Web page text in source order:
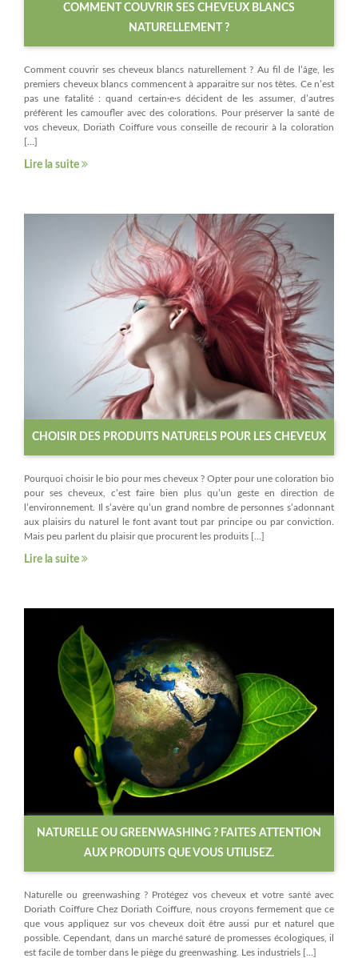
COMMENT COUVRIR SES CHEVEUX BLANCS
NATURELLEMENT ?
Comment couvrir ses cheveux blancs naturellement ? Au fil de l’âge, les
premiers cheveux blancs commencent à apparaitre sur nos têtes. Ce n’est
pas une fatalité : quand certain·e·s décident de les assumer, d’autres
préfèrent les camoufler avec des colorations. Pour préserver la santé de
vos cheveux, Doriath Coiffure vous conseille de recourir à la coloration
[…]
Lire la suite
CHOISIR DES PRODUITS NATURELS POUR LES CHEVEUX
Pourquoi choisir le bio pour mes cheveux ? Opter pour une coloration bio
pour ses cheveux, c’est faire bien plus qu’un geste en direction de
l’environnement. Il s’avère qu’un grand nombre de personnes s’adonnant
aux plaisirs du naturel le font avant tout par principe ou par conviction.
Mais peu parlent du plaisir que procurent les produits […]
Lire la suite
NATURELLE OU GREENWASHING ? FAITES ATTENTION
AUX PRODUITS QUE VOUS UTILISEZ.
Naturelle ou greenwashing ? Protégez vos cheveux et votre santé avec
Doriath Coiffure Chez Doriath Coiffure, nous croyons fermement que ce
que vous appliquez sur vos cheveux doit être aussi pur et naturel que
possible. Cependant, dans un marché saturé de promesses écologiques, il
est facile de tomber dans le piège du greenwashing. Les industriels […]